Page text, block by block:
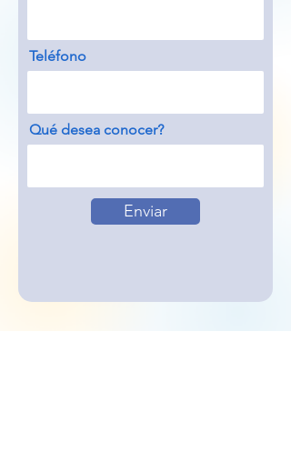
Teléfono
Qué desea conocer?
Enviar